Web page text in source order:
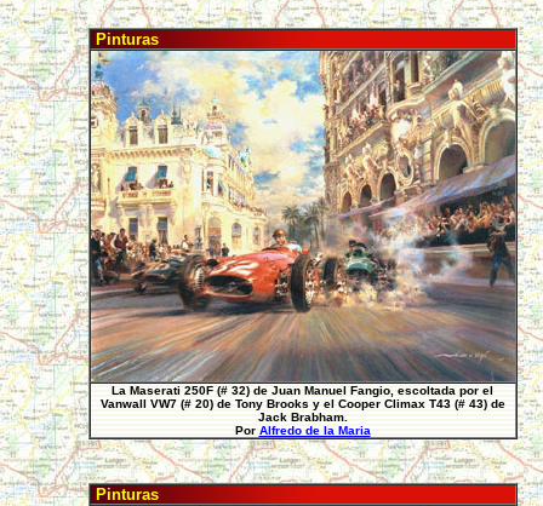
Pinturas
La Maserati 250F (# 32) de Juan Manuel Fangio, escoltada por el
Vanwall VW7 (# 20) de Tony Brooks y el Cooper Climax T43 (# 43) de
Jack Brabham.
Por Alfredo de la Maria
Pinturas